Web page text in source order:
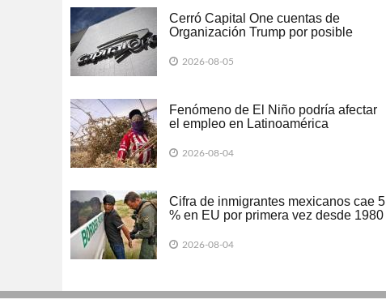
Cerró Capital One cuentas de
Organización Trump por posible
2026-08-05
Fenómeno de El Niño podría afectar
el empleo en Latinoamérica
2026-08-04
Cifra de inmigrantes mexicanos cae 5
% en EU por primera vez desde 1980
2026-08-04